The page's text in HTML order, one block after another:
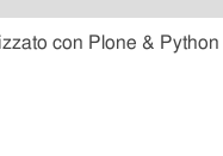
con Plone & Python